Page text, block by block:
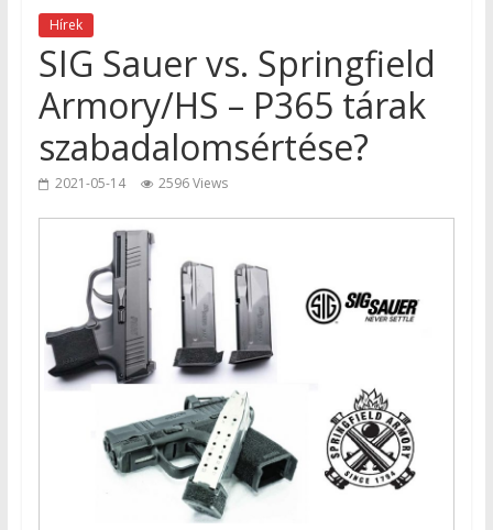
Hírek
SIG Sauer vs. Springfield
Armory/HS – P365 tárak
szabadalomsértése?
2021-05-14 2596 Views